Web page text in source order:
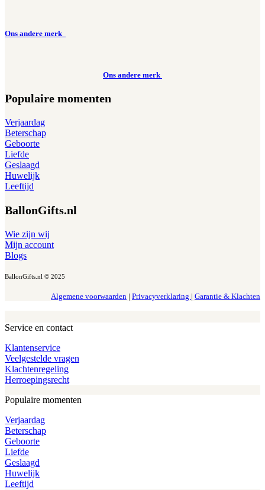
Ons andere merk
Ons andere merk
Populaire momenten
Verjaardag
Beterschap
Geboorte
Liefde
Geslaagd
Huwelijk
Leeftijd
BallonGifts.nl
Wie zijn wij
Mijn account
Blogs
BallonGifts.nl © 2025
Algemene voorwaarden | Privacyverklaring | Garantie & Klachten
Service en contact
Klantenservice
Veelgestelde vragen
Klachtenregeling
Herroepingsrecht
Populaire momenten
Verjaardag
Beterschap
Geboorte
Liefde
Geslaagd
Huwelijk
Leeftijd